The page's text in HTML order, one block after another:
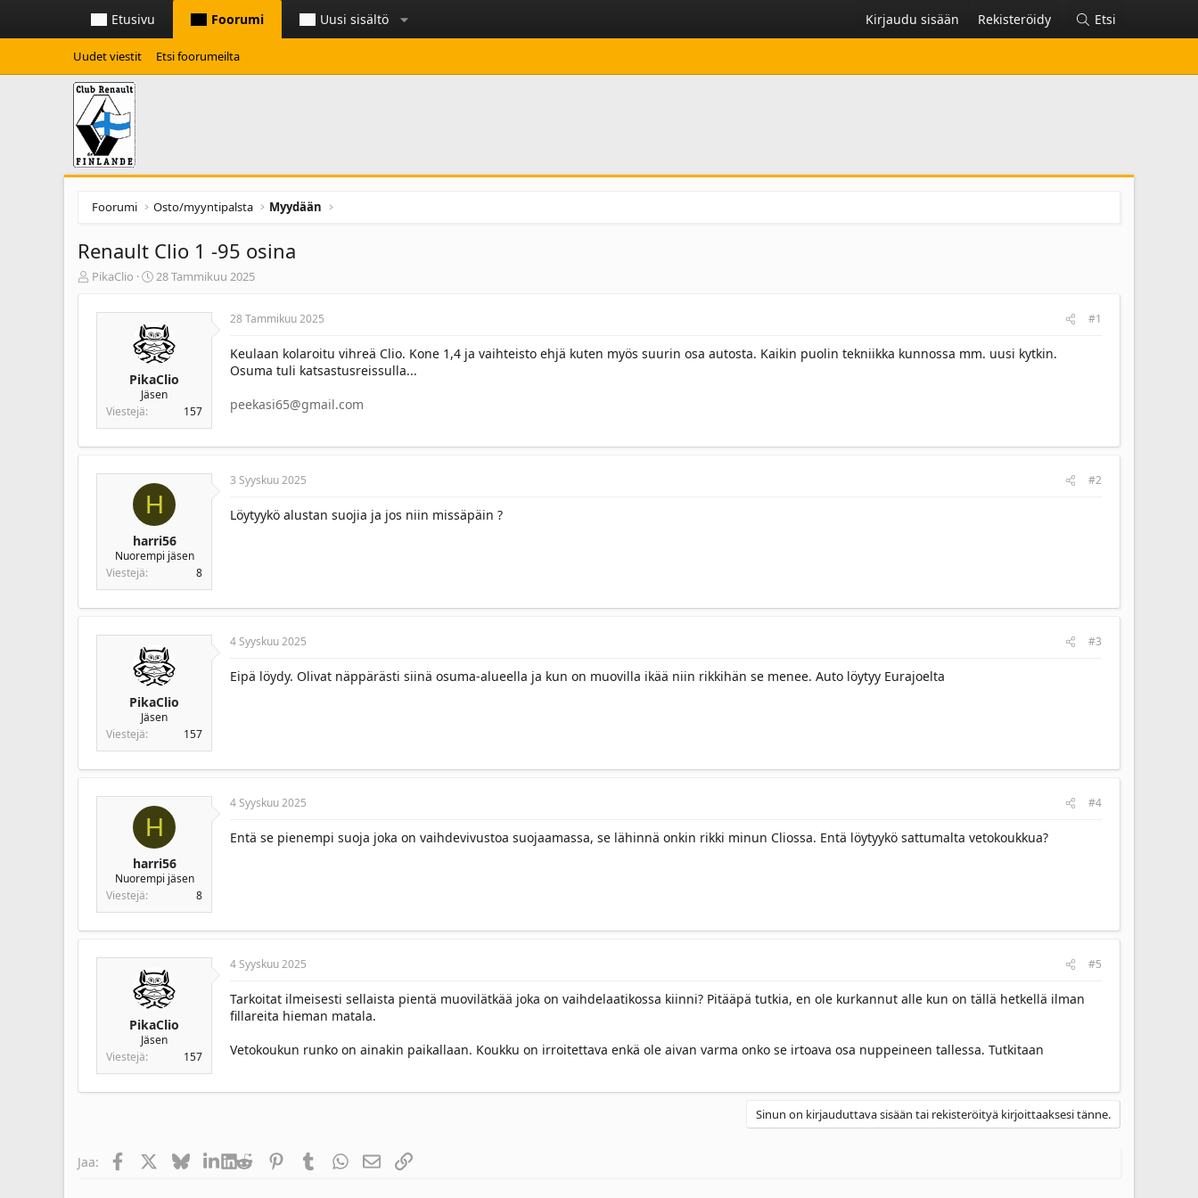
Etusivu Foorumi Uusi sisältö Kirjaudu sisään Rekisteröidy Etsi
Uudet viestit Etsi foorumeilta
Foorumi Osto/myyntipalsta Myydään
Renault Clio 1 -95 osina
K
a
PikaClio
A
i
t
e
t
t
u
28 Tammikuu 2025
PikaClio
Jäsen
Viestejä
157
28 Tammikuu 2025 #1
Keulaan kolaroitu vihreä Clio. Kone 1,4 ja vaihteisto ehjä kuten myös suurin osa autosta. Kaikin puolin tekniikka kunnossa mm. uusi kytkin.
Osuma tuli katsastusreissulla...
peekasi65@gmail.com
H
harri56
Nuorempi jäsen
Viestejä
8
3 Syyskuu 2025 #2
Löytyykö alustan suojia ja jos niin missäpäin ?
PikaClio
Jäsen
Viestejä
157
4 Syyskuu 2025 #3
Eipä löydy. Olivat näppärästi siinä osuma-alueella ja kun on muovilla ikää niin rikkihän se menee. Auto löytyy Eurajoelta
H
harri56
Nuorempi jäsen
Viestejä
8
4 Syyskuu 2025 #4
Entä se pienempi suoja joka on vaihdevivustoa suojaamassa, se lähinnä onkin rikki minun Cliossa. Entä löytyykö sattumalta vetokoukkua?
PikaClio
Jäsen
Viestejä
157
4 Syyskuu 2025 #5
Tarkoitat ilmeisesti sellaista pientä muovilätkää joka on vaihdelaatikossa kiinni? Pitääpä tutkia, en ole kurkannut alle kun on tällä hetkellä ilman
fillareita hieman matala.
Vetokoukun runko on ainakin paikallaan. Koukku on irroitettava enkä ole aivan varma onko se irtoava osa nuppeineen tallessa. Tutkitaan
Sinun on kirjauduttava sisään tai rekisteröityä kirjoittaaksesi tänne.
Jaa: Facebook BlueskyLinkedIn
Reddit PinterestTumblrWhatsAppSähköpostiosoite
Linkki